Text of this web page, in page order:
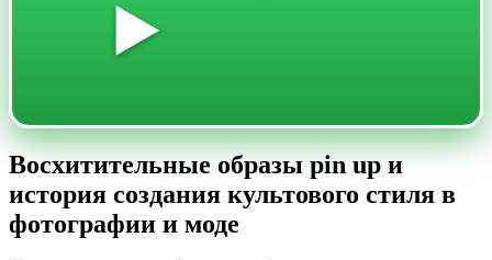
▶️
Восхитительные образы pin up и
история создания культового стиля в
фотографии и моде